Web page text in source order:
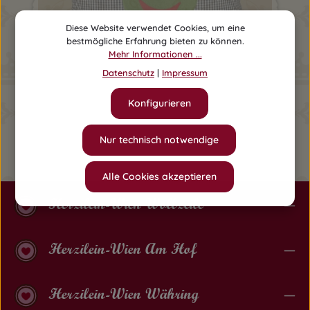
Polster No. 16 Frosch dunkelblau kariert
Regulärer Preis:
Herzilein-Wien Wollzeile
Herzilein-Wien Am Hof
Herzilein-Wien Währing
Diese Website verwendet Cookies, um eine
bestmögliche Erfahrung bieten zu können.
Mehr Informationen ...
Datenschutz | Impressum
Nur technisch notwendige
Konfigurieren
Alle Cookies akzeptieren